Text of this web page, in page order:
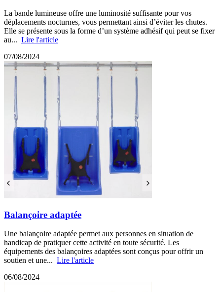
La bande lumineuse offre une luminosité suffisante pour vos
déplacements nocturnes, vous permettant ainsi d’éviter les chutes.
Elle se présente sous la forme d’un système adhésif qui peut se fixer
au... Lire l'article
07/08/2024
Balançoire adaptée
Une balançoire adaptée permet aux personnes en situation de
handicap de pratiquer cette activité en toute sécurité. Les
équipements des balançoires adaptées sont conçus pour offrir un
soutien et une... Lire l'article
06/08/2024